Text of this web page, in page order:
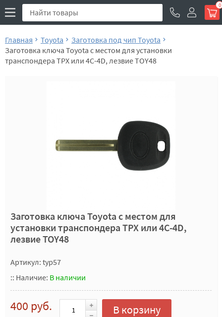
0
Главная Toyota
Заготовка под чип Toyota
Заготовка ключа Toyota с местом для установки
транспондера TPX или 4C-4D, лезвие TOY48
Заготовка ключа Toyota с местом для
установки транспондера TPX или 4C-4D,
лезвие TOY48
Артикул: typ57
:: Наличие: В наличии
400 руб. В корзину